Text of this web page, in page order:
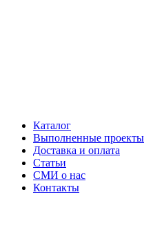
Каталог
Выполненные проекты
Доставка и оплата
Статьи
СМИ о нас
Контакты